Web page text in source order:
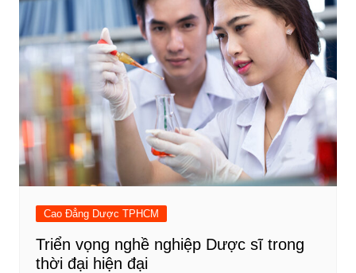
Cao Đẳng Dược TPHCM
Triển vọng nghề nghiệp Dược sĩ trong
thời đại hiện đại